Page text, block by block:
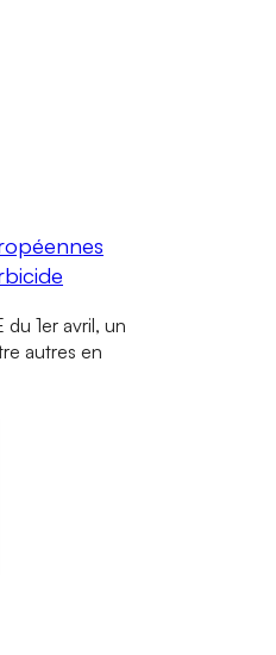
du 1er avril, un
autres en